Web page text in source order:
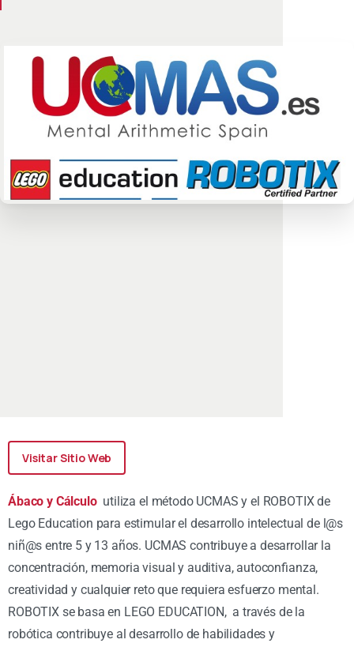
Visitar Sitio Web
Ábaco y Cálculo utiliza el método UCMAS y el ROBOTIX de
Lego Education para estimular el desarrollo intelectual de l@s
niñ@s entre 5 y 13 años. UCMAS contribuye a desarrollar la
concentración, memoria visual y auditiva, autoconfianza,
creatividad y cualquier reto que requiera esfuerzo mental.
ROBOTIX se basa en LEGO EDUCATION, a través de la
robótica contribuye al desarrollo de habilidades y